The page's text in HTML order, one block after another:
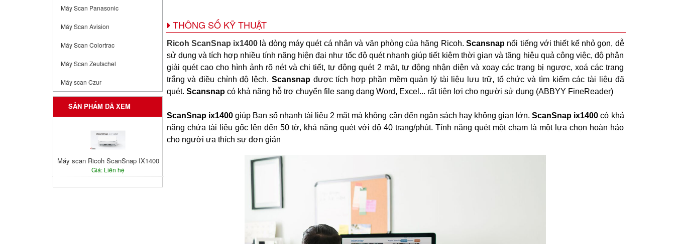
Máy Scan Panasonic
Máy Scan Avision
Máy Scan Colortrac
Máy Scan Zeutschel
Máy scan Czur
SẢN PHẨM ĐÃ XEM
Máy scan Ricoh ScanSnap IX1400
Giá: Liên hệ
THÔNG SỐ KỸ THUẬT
Ricoh ScanSnap ix1400 là dòng máy quét cá nhân và văn phòng của hãng Ricoh.Scansnap nổi tiếng với thiết kế nhỏ gọn, dễ
sử dụng và tích hợp nhiều tính năng hiện đại như tốc độ quét nhanh giúp tiết kiệm thời gian và tăng hiệu quả công việc, độ phân
giải quét cao cho hình ảnh rõ nét và chi tiết, tự động quét 2 mặt, tự động nhận diện và xoay các trạng bị ngược, xoá các trang
trắng và điều chỉnh độ lệch. Scansnap được tích hợp phần mềm quản lý tài liệu lưu trữ, tổ chức và tìm kiếm các tài liệu đã
quét. Scansnap có khả năng hỗ trợ chuyển file sang dạng Word, Excel... rất tiện lợi cho người sử dụng (ABBYY FineReader)
ScanSnap ix1400 giúp Bạn số nhanh tài liệu 2 mặt mà không cần đến ngân sách hay không gian lớn.ScanSnap ix1400có khả
năng chứa tài liệu gốc lên đến 50 tờ, khả năng quét với độ 40 trang/phút. Tính năng quét một chạm là một lựa chọn hoàn hảo
cho người ưa thích sự đơn giản